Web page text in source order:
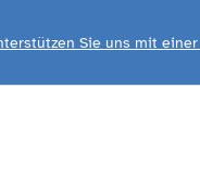
Sie uns mit einer